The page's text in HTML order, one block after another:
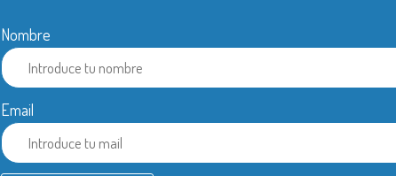
Nombre
Email